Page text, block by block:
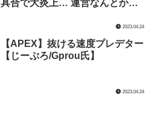
具合で大炎上… 運営なんとかし
2023.04.24
【APEX】抜ける速度プレデター
【じーぷろ/Gprou氏】
2023.04.24